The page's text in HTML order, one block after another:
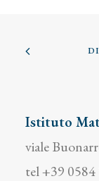
Istituto
viale
tel +39